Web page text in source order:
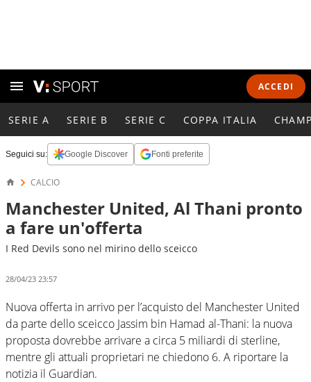
ACCEDI
SERIE A SERIE B SERIE C COPPA ITALIA
Seguici su: Google Discover Fonti preferite
CALCIO
Manchester United, Al Thani pronto
a fare un'offerta
I Red Devils sono nel mirino dello sceicco
28/04/23 23:57
Nuova offerta in arrivo per l’acquisto del Manchester United
da parte dello sceicco Jassim bin Hamad al-Thani: la nuova
proposta dovrebbe arrivare a circa 5 miliardi di sterline,
mentre gli attuali proprietari ne chiedono 6. A riportare la
notizia il Guardian.